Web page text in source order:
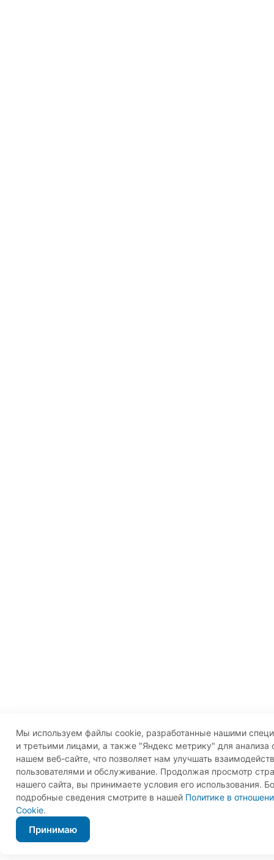
Мы используем файлы cookie, разработанные нашими
и третьими лицами, а также "Яндекс метрику" для анализа
нашем веб-сайте, что позволяет нам улучшать
пользователями и обслуживание. Продолжая просмотр
нашего сайта, вы принимаете условия его использования.
подробные сведения смотрите в нашей Политике в
Cookie.
Принимаю